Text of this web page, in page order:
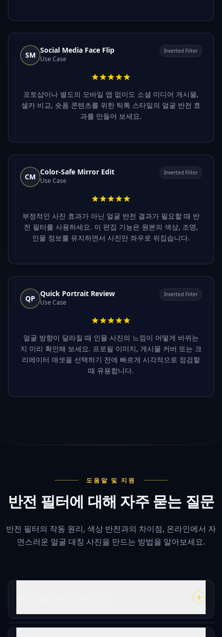
SM
Social Media Face Flip
Use Case
Inverted Filter
포토샵이나 별도의 모바일 앱 없이도 소셜 미디어 게시물,
셀카 비교, 숏폼 콘텐츠를 위한 틱톡 스타일의 얼굴 반전 효
과를 만들어 보세요.
CM
Color-Safe Mirror Edit
Use Case
Inverted Filter
부정적인 사진 효과가 아닌 얼굴 반전 결과가 필요할 때 반
전 필터를 사용하세요. 이 편집 기능은 원본의 색상, 조명,
인물 정보를 유지하면서 사진만 좌우로 뒤집습니다.
QP
Quick Portrait Review
Use Case
Inverted Filter
얼굴 방향이 달라질 때 인물 사진의 느낌이 어떻게 바뀌는
지 미리 확인해 보세요. 프로필 이미지, 게시물 커버 또는 크
리에이터 애셋을 선택하기 전에 빠르게 시각적으로 점검할
때 유용합니다.
도움말 및 지원
반전 필터에 대해 자주 묻는 질문
반전 필터의 작동 원리, 색상 반전과의 차이점, 온라인에서 자
연스러운 얼굴 대칭 사진을 만드는 방법을 알아보세요.